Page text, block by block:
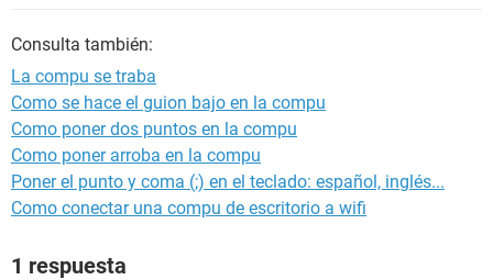
Consulta también:
La compu se traba
Como se hace el guion bajo en la compu
Como poner dos puntos en la compu
Como poner arroba en la compu
Poner el punto y coma (;) en el teclado: español, inglés...
Como conectar una compu de escritorio a wifi
1 respuesta